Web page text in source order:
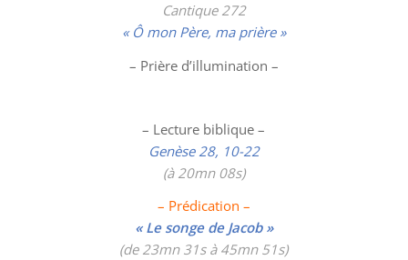
Cantique 272
« Ô mon Père, ma prière »
– Prière d’illumination –
– Lecture biblique –
Genèse 28, 10-22
(à 20mn 08s)
– Prédication –
« Le songe de Jacob »
(de 23mn 31s à 45mn 51s)